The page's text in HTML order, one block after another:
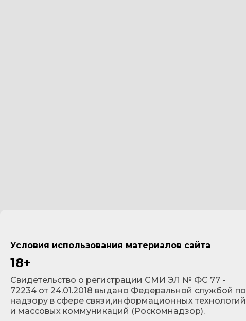
Условия использования материалов сайта
18+
Cвидетельство о регистрации СМИ ЭЛ № ФС 77 -
72234 от 24.01.2018 выдано Федеральной службой по
надзору в сфере связи,информационных технологий
и массовых коммуникаций (Роскомнадзор).